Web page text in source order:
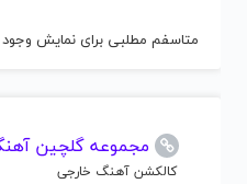
متاسفم مطلبی برای نمایش وجود
مجموعه گلچین
کالکشن آهنگ خارجی